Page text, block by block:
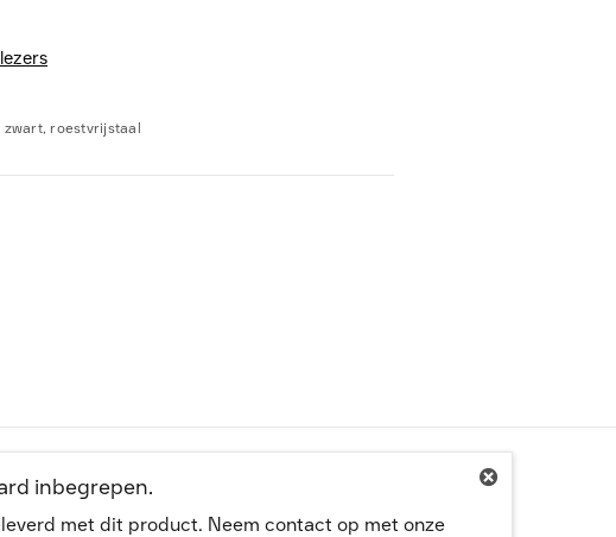
roestvrijstaal
inbegrepen.
met dit product. Neem contact op met onze